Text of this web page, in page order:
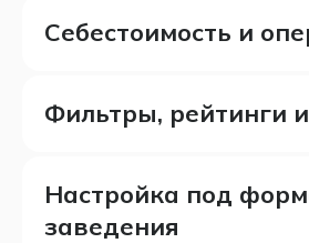
Себестоимость и
Фильтры, рейтинги
Настройка под
заведения